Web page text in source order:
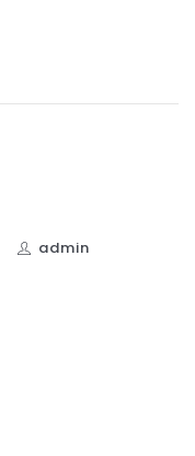
admin